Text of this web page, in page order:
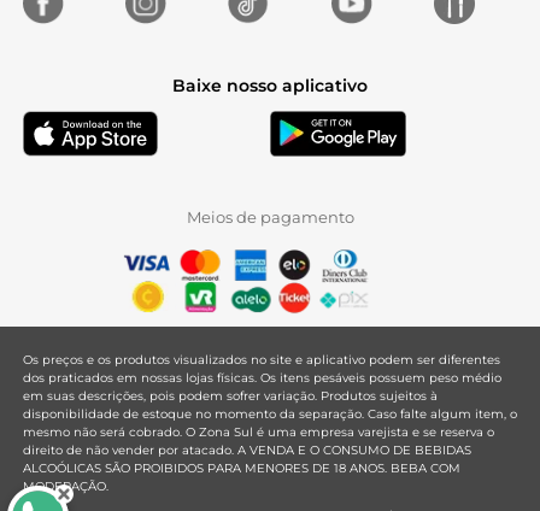
Baixe nosso aplicativo
Meios de pagamento
Os preços e os produtos visualizados no site e aplicativo podem ser diferentes
dos praticados em nossas lojas físicas. Os itens pesáveis possuem peso médio
em suas descrições, pois podem sofrer variação. Produtos sujeitos à
disponibilidade de estoque no momento da separação. Caso falte algum item, o
mesmo não será cobrado. O Zona Sul é uma empresa varejista e se reserva o
direito de não vender por atacado. A VENDA E O CONSUMO DE BEBIDAS
ALCOÓLICAS SÃO PROIBIDOS PARA MENORES DE 18 ANOS. BEBA COM
MODERAÇÃO.